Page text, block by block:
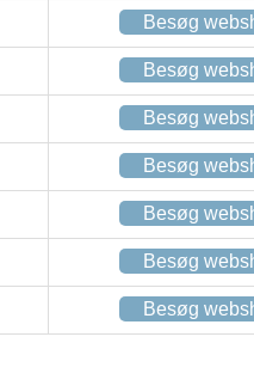
Besøg
Besøg
Besøg
Besøg
Besøg
Besøg
Besøg